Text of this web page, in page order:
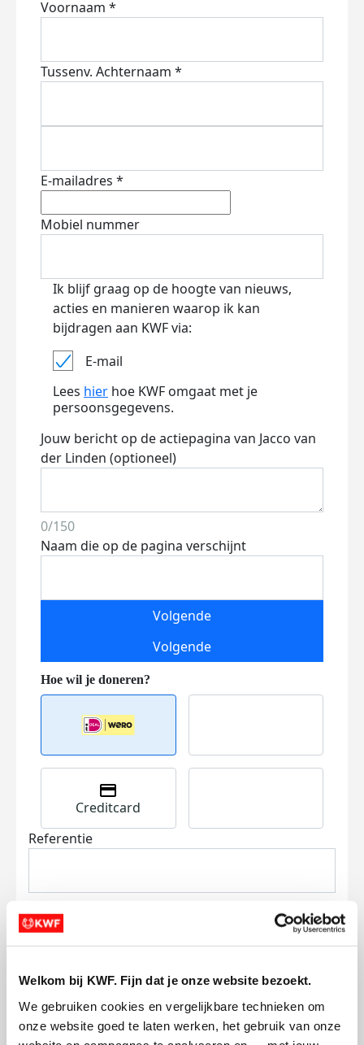
Welkom bij KWF. Fijn dat je onze website bezoekt.
We gebruiken cookies en vergelijkbare technieken om
onze website goed te laten werken, het gebruik van onze
Voornaam *
Tussenv. Achternaam *
E-mailadres *
Mobiel nummer
Ik blijf graag op de hoogte van nieuws,
acties en manieren waarop ik kan
bijdragen aan KWF via:
E-mail
Lees hier hoe KWF omgaat met je
persoonsgegevens.
Jouw bericht op de actiepagina van Jacco van
der Linden (optioneel)
0/150
Naam die op de pagina verschijnt
Volgende
Volgende
Creditcard
Referentie
Ik wil bijdragen aan de transactiekosten
en betaal €0.75 extra.
Doneer nu